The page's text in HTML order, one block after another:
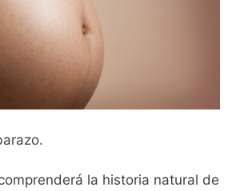
la historia natural de